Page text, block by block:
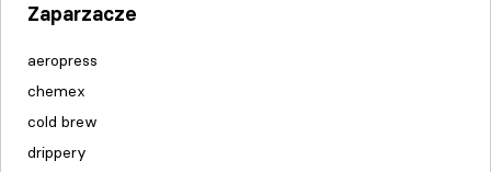
Zaparzacze
aeropress
chemex
cold brew
drippery